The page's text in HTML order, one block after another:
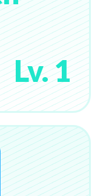
Lv. 1